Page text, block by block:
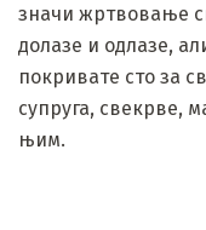
значи жртвовање
долазе и одлазе,
покривате сто за
супруга, свекрве,
њим.